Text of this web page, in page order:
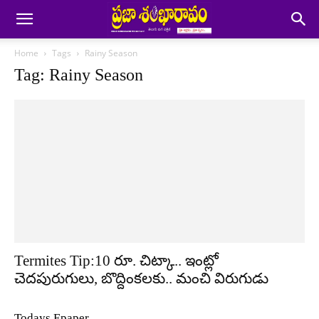
Home Tags Rainy Season
Tag: Rainy Season
Termites Tip:10 రూ. చిట్కా.. ఇంట్లో
చెదపురుగులు, బొద్దింకలకు.. మంచి విరుగుడు